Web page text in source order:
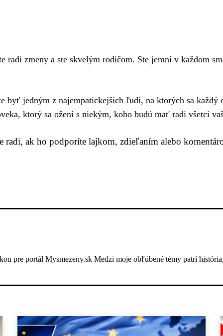
radi zmeny a ste skvelým rodičom. Ste jemní v každom
byť jedným z najempatickejších ľudí, na ktorých sa každý
ktorý sa ožení s niekým, koho budú mať radi všetci
radi, ak ho podporíte lajkom, zdieľaním alebo
pre portál Mysmezeny.sk Medzi moje obľúbené témy patrí